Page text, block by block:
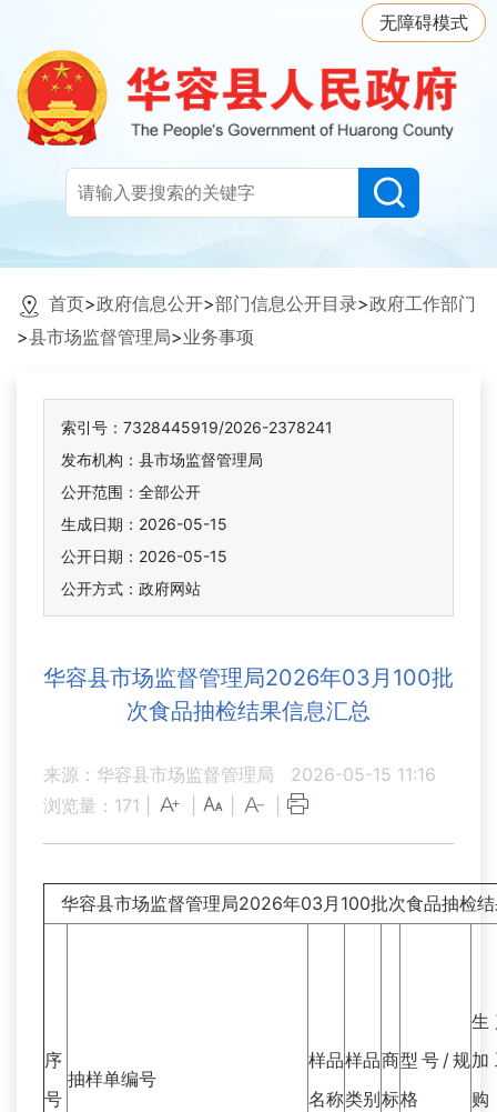
无障碍模式
首页>政府信息公开>部门信息公开目录>政府工作部门
>县市场监督管理局>业务事项
索引号：7328445919/2026-2378241
发布机构：县市场监督管理局
公开范围：全部公开
生成日期：2026-05-15
公开日期：2026-05-15
公开方式：政府网站
华容县市场监督管理局2026年03月100批
次食品抽检结果信息汇总
来源：华容县市场监督管理局
2026-05-15 11:16
浏览量： 171
华容县市场监督管理局2026年03月100批次食品抽检
序
号
抽样单编号
样品
名称
样品
类别
商
标
型号/规
格